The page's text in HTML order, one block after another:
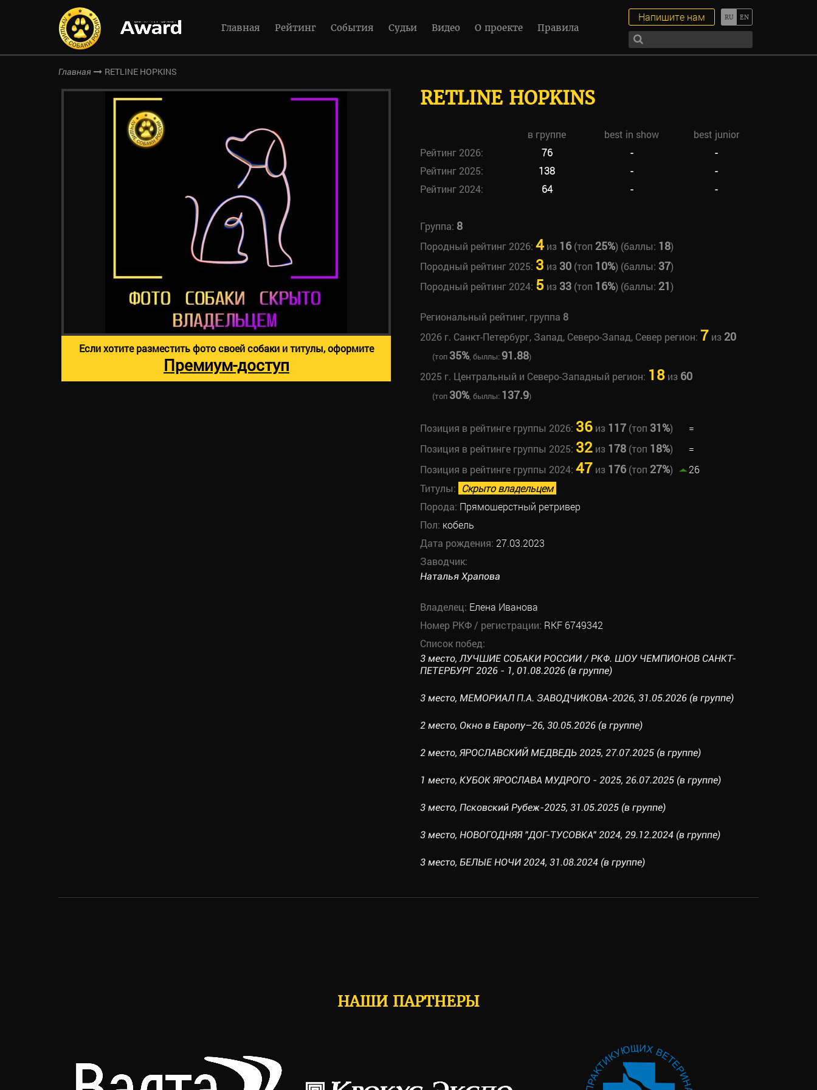
Главная Рейтинг События Судьи Видео О проекте Правила
Напишите нам
Главная RETLINE HOPKINS
RETLINE HOPKINS
в группе best in show
best junior
Рейтинг 2026:
76 -
-
Рейтинг 2025:
138 -
-
Рейтинг 2024:
64 - -
Группа: 8
Породный рейтинг 2026: 4из 16(топ 25%) (баллы: 18)
Породный рейтинг 2025: 3 из 30(топ 10%) (баллы: 37)
Породный рейтинг 2024: 5из 33(топ 16%) (баллы: 21)
Региональный рейтинг, группа 8
2026 г. Санкт-Петербург, Запад, Северо-Запад, Север регион: 7 из 20
(топ 35%, быллы:91.88)
2025 г. Центральный и Северо-Западный регион: 18из 60
(топ 30%, быллы: 137.9)
Позиция в рейтинге группы 2026: 36из 117(топ 31%)
=
Позиция в рейтинге группы 2025: 32из 178(топ 18%)
=
Позиция в рейтинге группы 2024: 47 из 176(топ 27%)
26
Титулы: Скрыто владельцем
Порода: Прямошерстный ретривер
Пол: кобель
Дата рождения: 27.03.2023
Заводчик:
Наталья Храпова
Владелец: Елена Иванова
Номер РКФ / регистрации: RKF 6749342
Список побед:
3 место, ЛУЧШИЕ СОБАКИ РОССИИ / РКФ. ШОУ ЧЕМПИОНОВ САНКТ-
ПЕТЕРБУРГ 2026 - 1, 01.08.2026 (в группе)
3 место, МЕМОРИАЛ П.А. ЗАВОДЧИКОВА-2026, 31.05.2026 (в группе)
2 место, Окно в Европу–26, 30.05.2026 (в группе)
2 место, ЯРОСЛАВСКИЙ МЕДВЕДЬ 2025, 27.07.2025 (в группе)
1 место, КУБОК ЯРОСЛАВА МУДРОГО - 2025, 26.07.2025 (в группе)
3 место, Псковский Рубеж-2025, 31.05.2025 (в группе)
3 место, НОВОГОДНЯЯ "ДОГ-ТУСОВКА" 2024, 29.12.2024 (в группе)
3 место, БЕЛЫЕ НОЧИ 2024, 31.08.2024 (в группе)
Если хотите разместить фото своей собаки и титулы, оформите
Премиум-доступ
НАШИ ПАРТНЕРЫ